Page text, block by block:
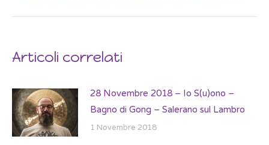
Articoli correlati
28 Novembre 2018 – Io S(u)ono –
Bagno di Gong – Salerano sul Lambro
1 Novembre 2018